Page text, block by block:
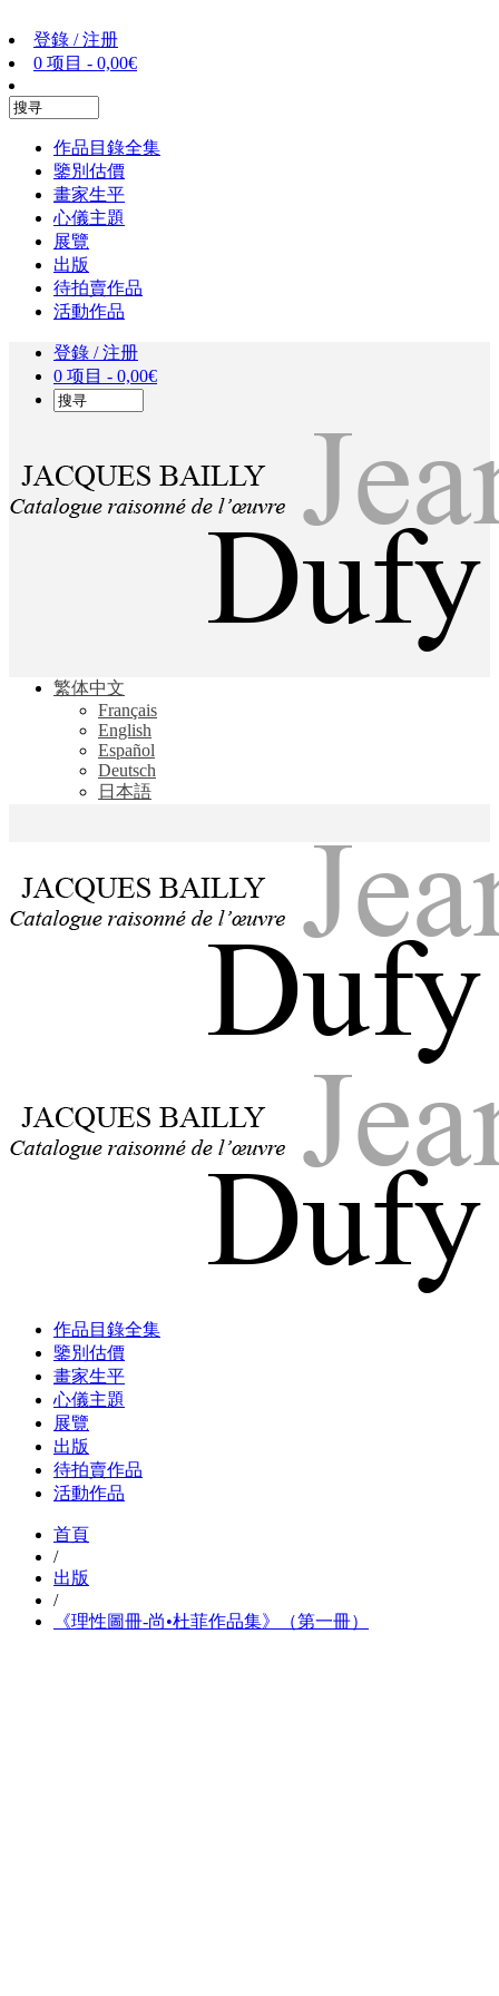
登錄 / 注册
0 项目 - 0,00€
作品目錄全集
鑒別估價
畫家生平
心儀主題
展覽
出版
待拍賣作品
活動作品
登錄 / 注册
0 项目 - 0,00€
Jean Dufy
Jacques Bailly - Catalogue raisonné de l'œuvre de Jean Dufy
繁体中文
Français
English
Español
Deutsch
日本語
Jean Dufy
Jacques Bailly - Catalogue raisonné de l'œuvre de Jean Dufy
Jean Dufy
Jacques Bailly - Catalogue raisonné de l'œuvre de Jean Dufy
作品目錄全集
鑒別估價
畫家生平
心儀主題
展覽
出版
待拍賣作品
活動作品
首頁
/
出版
/
《理性圖冊-尚•杜菲作品集》（第一冊）